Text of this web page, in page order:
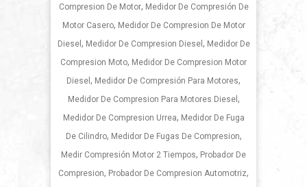
Compresion De Motor, Medidor De Compresión De
Motor Casero, Medidor De Compresion De Motor
Diesel , Medidor De Compresion Diesel , Medidor De
Compresion Moto, Medidor De Compresion Motor
Diesel , Medidor De Compresión Para Motores,
Medidor De Compresion Para Motores Diesel ,
Medidor De Compresion Urrea, Medidor De Fuga
De Cilindro, Medidor De Fugas De Compresion,
Medir Compresión Motor 2 Tiempos, Probador De
Compresion, Probador De Compresion Automotriz,